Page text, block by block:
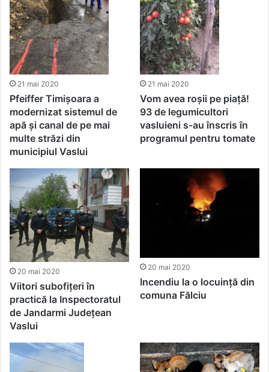
21 mai 2020
Pfeiffer Timișoara a
modernizat sistemul de
apă și canal de pe mai
multe străzi din
municipiul Vaslui
21 mai 2020
Vom avea roșii pe piață!
93 de legumicultori
vasluieni s-au înscris în
programul pentru tomate
20 mai 2020
Viitori subofițeri în
practică la Inspectoratul
de Jandarmi Judeţean
Vaslui
20 mai 2020
Incendiu la o locuință din
comuna Fălciu